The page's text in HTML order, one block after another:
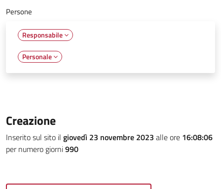
Persone
Responsabile
Personale
Creazione
Inserito sul sito il giovedì 23 novembre 2023 alle ore 16:08:06
per numero giorni990